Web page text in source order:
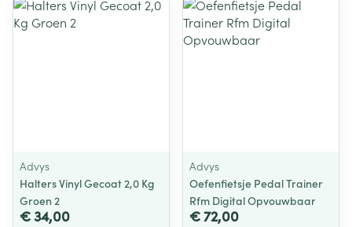
Advys
Halters Vinyl Gecoat 2,0 Kg
Groen 2
€ 34,00
Advys
Oefenfietsje Pedal Trainer
Rfm Digital Opvouwbaar
€ 72,00